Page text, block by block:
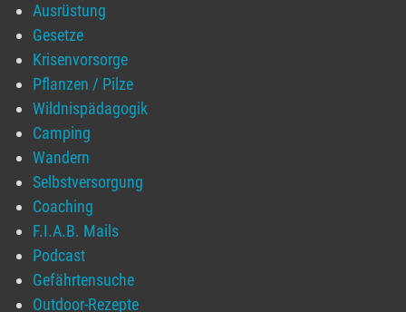
Ausrüstung
Gesetze
Krisenvorsorge
Pflanzen / Pilze
Wildnispädagogik
Camping
Wandern
Selbstversorgung
Coaching
F.I.A.B. Mails
Podcast
Gefährtensuche
Outdoor-Rezepte